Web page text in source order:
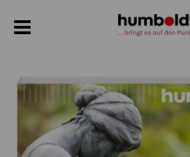
NEUHEITEN
BÜCHER